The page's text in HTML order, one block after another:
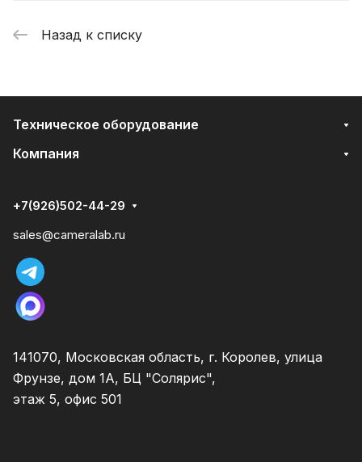
Назад к списку
Техническое оборудование
Компания
+7(926)502-44-29
sales@cameralab.ru
141070, Московская область, г. Королев, улица
Фрунзе, дом 1А, БЦ "Солярис",
этаж 5, офис 501